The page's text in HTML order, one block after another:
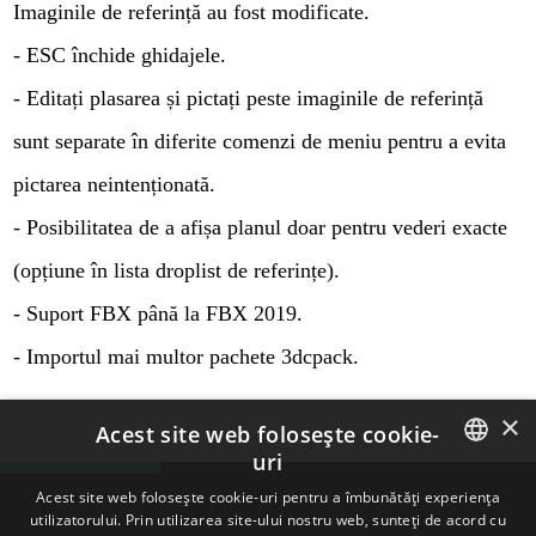
Imaginile de referință au fost modificate.
- ESC închide ghidajele.
- Editați plasarea și pictați peste imaginile de referință
sunt separate în diferite comenzi de meniu pentru a evita
pictarea neintenționată.
- Posibilitatea de a afișa planul doar pentru vederi exacte
(opțiune în lista droplist de referințe).
- Suport FBX până la FBX 2019.
- Importul mai multor pachete 3dcpack.
ENGLISH
BULGARIAN
×
Acest site web folosește cookie-
uri
Acest site web folosește cookie-uri pentru a îmbunătăți experiența
utilizatorului. Prin utilizarea site-ului nostru web, sunteți de acord cu